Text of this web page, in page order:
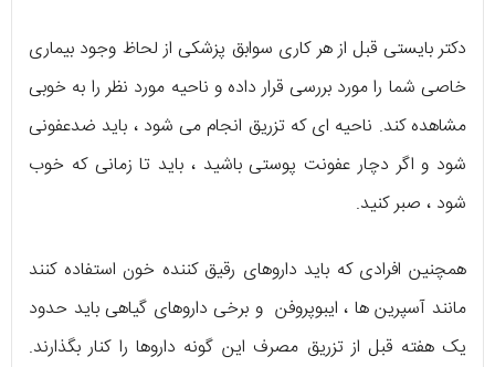
دکتر بایستی قبل از هر کاری سوابق پزشکی از لحاظ وجود بیماری
خاصی شما را مورد بررسی قرار داده و ناحیه مورد نظر را به خوبی
مشاهده کند. ناحیه ای که تزریق انجام می شود ، باید ضدعفونی
شود و اگر دچار عفونت پوستی باشید ، باید تا زمانی که خوب
شود ، صبر کنید.
همچنین افرادی که باید داروهای رقیق کننده خون استفاده کنند
مانند آسپرین ها ، ایبوپروفن و برخی داروهای گیاهی باید حدود
یک هفته قبل از تزریق مصرف این گونه داروها را کنار بگذارند.